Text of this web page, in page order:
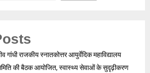
राजकीय स्नातकोत्तर आयुर्वेदिक महाविद्यालय
की बैठक आयोजित, स्वास्थ्य सेवाओं के सुदृढ़ीकरण